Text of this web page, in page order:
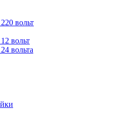
вольт
вольт
вольта